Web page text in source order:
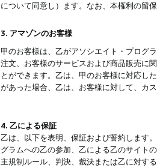
について同意し）ます。なお、本権利の留
3. アマゾンのお客様
甲のお客様は、乙がアソシエイト・プログ
注文、お客様のサービスおよび商品販売に
とができます。乙は、甲のお客様に対応し
があった場合、乙は、お客様に対して、カ
4. 乙による保証
乙は、以下を表明、保証および誓約します
グラムへの乙の参加、乙による乙のサイト
主規制ルール、判決、裁決または乙に対す